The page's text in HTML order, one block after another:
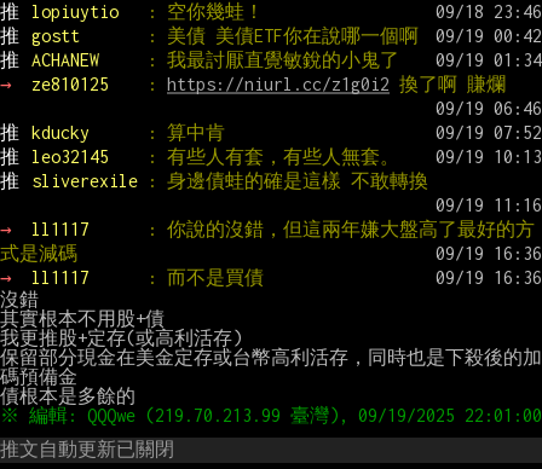
推 lopiuytio
: 空你幾蛙！
推
gostt
: 美債 美債ETF你在說哪一個啊
推
ACHANEW
: 我最討厭直覺敏銳的小鬼了
→
ze810125 : https://niurl.cc/z1g0i2 換了啊 賺爛
推 kducky
: 算中肯
推
leo32145
: 有些人有套，有些人無套。
推
sliverexile : 身邊債蛙的確是這樣 不敢轉換
→ ll1117
: 你說的沒錯，但這兩年嫌大盤高了最好的方
式是減碼
→
ll1117
: 而不是買債
沒錯
其實根本不用股+債
我更推股+定存(或高利活存)
保留部分現金在美金定存或台幣高利活存，同時也是下殺後的加
碼預備金
推文自動更新已關閉